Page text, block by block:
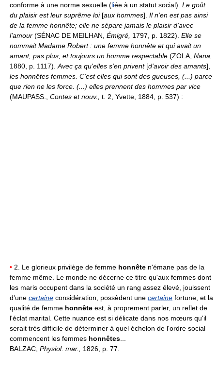
conforme à une norme sexuelle (liée à un statut social). Le goût
du plaisir est leur suprême loi [aux hommes]. Il n'en est pas ainsi
de la femme honnête; elle ne sépare jamais le plaisir d'avec
l'amour (SÉNAC DE MEILHAN, Émigré, 1797, p. 1822). Elle se
nommait Madame Robert : une femme honnête et qui avait un
amant, pas plus, et toujours un homme respectable (ZOLA, Nana,
1880, p. 1117). Avec ça qu'elles s'en privent [d'avoir des amants],
les honnêtes femmes. C'est elles qui sont des gueuses, (...) parce
que rien ne les force. (...) elles prennent des hommes par vice
(MAUPASS., Contes et nouv., t. 2, Yvette, 1884, p. 537) :
• 2. Le glorieux privilège de femme honnête n'émane pas de la
femme même. Le monde ne décerne ce titre qu'aux femmes dont
les maris occupent dans la société un rang assez élevé, jouissent
d'une certaine considération, possèdent une certaine fortune, et la
qualité de femme honnête est, à proprement parler, un reflet de
l'éclat marital. Cette nuance est si délicate dans nos mœurs qu'il
serait très difficile de déterminer à quel échelon de l'ordre social
commencent les femmes honnêtes
BALZAC, Physiol. mar., 1826, p. 77.